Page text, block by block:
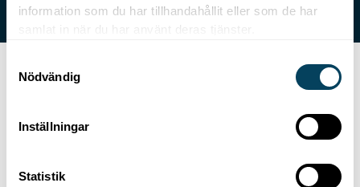
information som du har tillhandahållit eller som de har
samlat in när du har använt deras tjänster.
Nödvändig
Inställningar
Statistik